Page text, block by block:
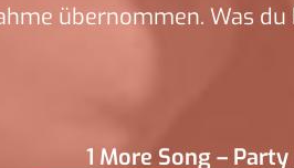
übernommen. Was du
1 More Song –